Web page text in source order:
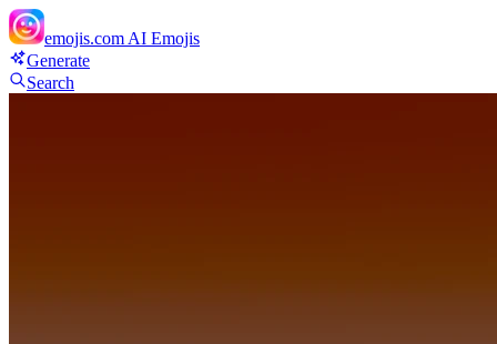
emojis.com AI Emojis
Generate
Search